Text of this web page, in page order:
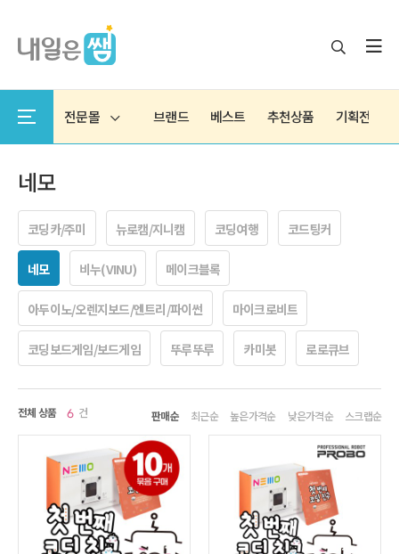
전문몰 브랜드 베스트 추천상품 기획전
네모
코딩카/주미 뉴로캠/지니캠 코딩여행 코드팅커
네모 비누(VINU) 메이크블록
아두이노/오렌지보드/엔트리/파이썬 마이크로비트
코딩보드게임/보드게임 뚜루뚜루 카미봇 로로큐브
전체 상품 6 건 판매순 최근순 높은가격순 낮은가격순 스크랩순